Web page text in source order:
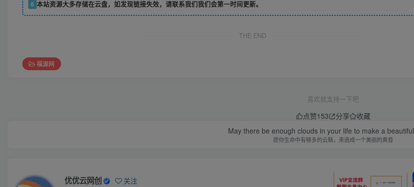
6 本站资源大多存储在云盘，如发现链接失效，请联系我们我们会第一时间更新。
THE END
福源网
喜欢就支持一下吧
点赞153 分享
收藏
May there be enough clouds in your life to make a
愿你生命中有够多的云翳，来造成一个美丽的黄昏
优优云网创 关注